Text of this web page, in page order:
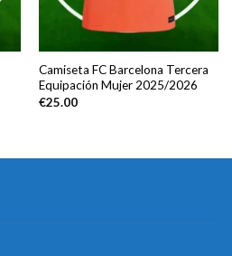
Camiseta FC Barcelona Tercera
Equipación Mujer 2025/2026
€25.00